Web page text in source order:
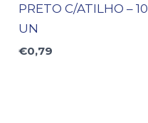
PRETO C/ATILHO – 10
UN
€0,79